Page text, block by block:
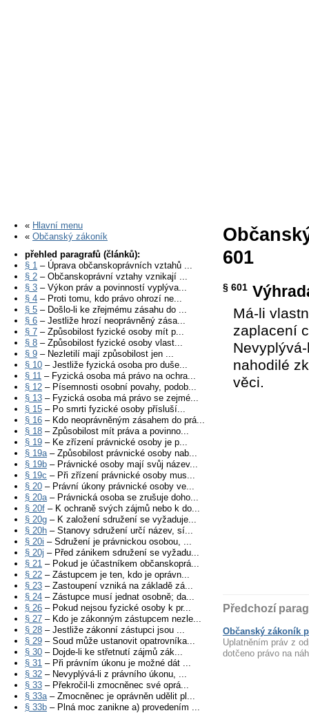
« Hlavní menu
« Občanský zákoník
přehled paragrafů (článků):
§ 1 – Úprava občanskoprávních vztahů ...
§ 2 – Občanskoprávní vztahy vznikají ...
§ 3 – Výkon práv a povinností vyplýva...
§ 4 – Proti tomu, kdo právo ohrozí ne...
§ 5 – Došlo-li ke zřejmému zásahu do ...
§ 6 – Jestliže hrozí neoprávněný zása...
§ 7 – Způsobilost fyzické osoby mít p...
§ 8 – Způsobilost fyzické osoby vlast...
§ 9 – Nezletilí mají způsobilost jen ...
§ 10 – Jestliže fyzická osoba pro duše...
§ 11 – Fyzická osoba má právo na ochra...
§ 12 – Písemnosti osobní povahy, podob...
§ 13 – Fyzická osoba má právo se zejmé...
§ 15 – Po smrti fyzické osoby přísluší...
§ 16 – Kdo neoprávněným zásahem do prá...
§ 18 – Způsobilost mít práva a povinno...
§ 19 – Ke zřízení právnické osoby je p...
§ 19a– Způsobilost právnické osoby nab...
§ 19b – Právnické osoby mají svůj název...
§ 19c – Při zřízení právnické osoby mus...
§ 20 – Právní úkony právnické osoby ve...
§ 20a– Právnická osoba se zrušuje doho...
§ 20f – K ochraně svých zájmů nebo k do...
§ 20g – K založení sdružení se vyžaduje...
§ 20h – Stanovy sdružení určí název, sí...
§ 20i – Sdružení je právnickou osobou, ...
§ 20j – Před zánikem sdružení se vyžadu...
§ 21 – Pokud je účastníkem občanskoprá...
§ 22 – Zástupcem je ten, kdo je oprávn...
§ 23 – Zastoupení vzniká na základě zá...
§ 24 – Zástupce musí jednat osobně; da...
§ 26 – Pokud nejsou fyzické osoby k pr...
§ 27 – Kdo je zákonným zástupcem nezle...
§ 28 – Jestliže zákonní zástupci jsou ...
§ 29 – Soud může ustanovit opatrovníka...
§ 30 – Dojde-li ke střetnutí zájmů zák...
§ 31 – Při právním úkonu je možné dát ...
§ 32 – Nevyplývá-li z právního úkonu, ...
§ 33 – Překročil-li zmocněnec své oprá...
§ 33a– Zmocněnec je oprávněn udělit pl...
§ 33b – Plná moc zanikne a) provedením ...
601
§ 601
Má-li
zaplacení
nahodilé
věci.
Předchozí
Občanský zákoník
Uplatněním práv z
dotčeno právo na